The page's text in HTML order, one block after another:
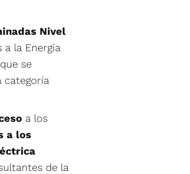
Nivel
a la Energía
se
categoría
a los
a los
de la